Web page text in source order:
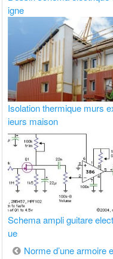
igne
Isolation thermique murs
ieurs maison
Schema ampli guitare
ue
Navigation
Norme d’une armoire